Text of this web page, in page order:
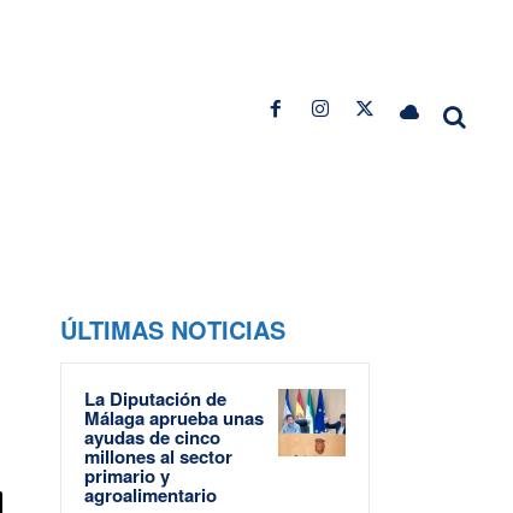
ÚLTIMAS NOTICIAS
La Diputación de
Málaga aprueba unas
ayudas de cinco
millones al sector
primario y
agroalimentario